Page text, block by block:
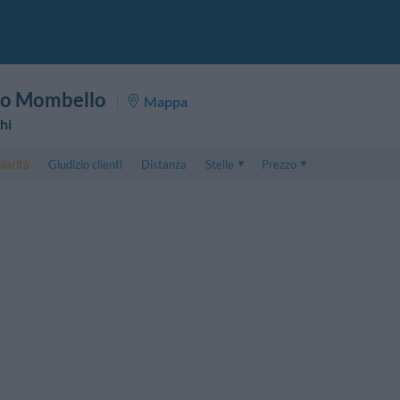
Mombello
Mappa
Giudizio clienti Distanza
Stelle
Prezzo